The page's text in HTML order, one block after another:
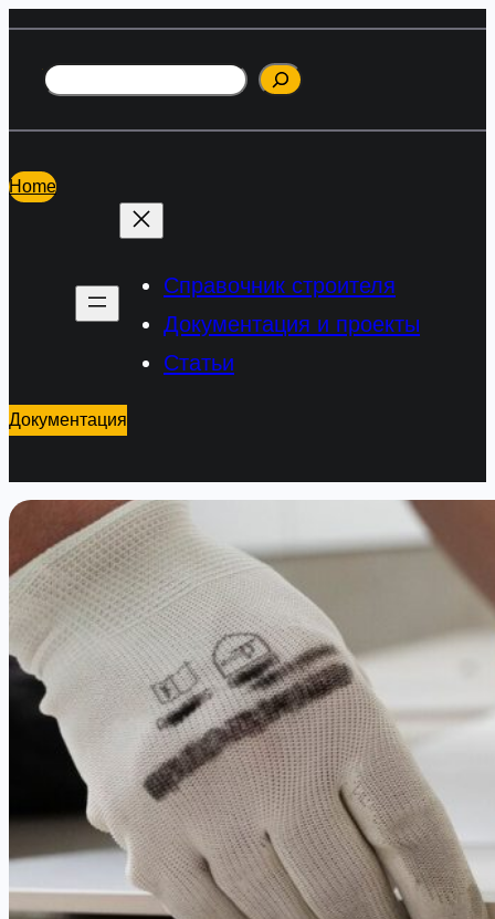
содержимому
Поиск
Home
Справочник строителя
Документация и проекты
Статьи
Документация